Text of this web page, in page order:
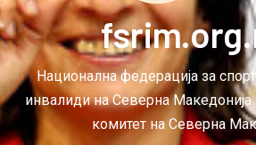
Национална федерација за
инвалиди на Северна
комитет на Северна